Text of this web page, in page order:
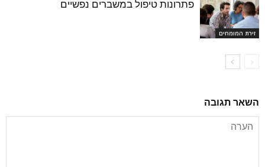
זירת המומחים
פתרונות טיפול במשברים נפשיים
השאר תגובה